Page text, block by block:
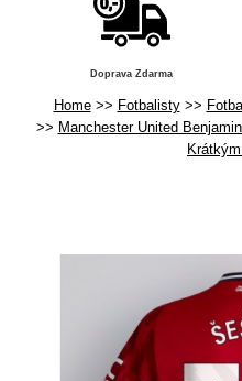
Doprava Zdarma
Home Fotbalisty
Manchester United